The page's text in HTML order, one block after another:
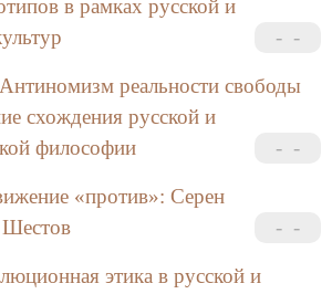
в рамках русской и
Антиномизм реальности свободы
схождения русской и
философии
«против»: Серен
Шестов
этика в русской и